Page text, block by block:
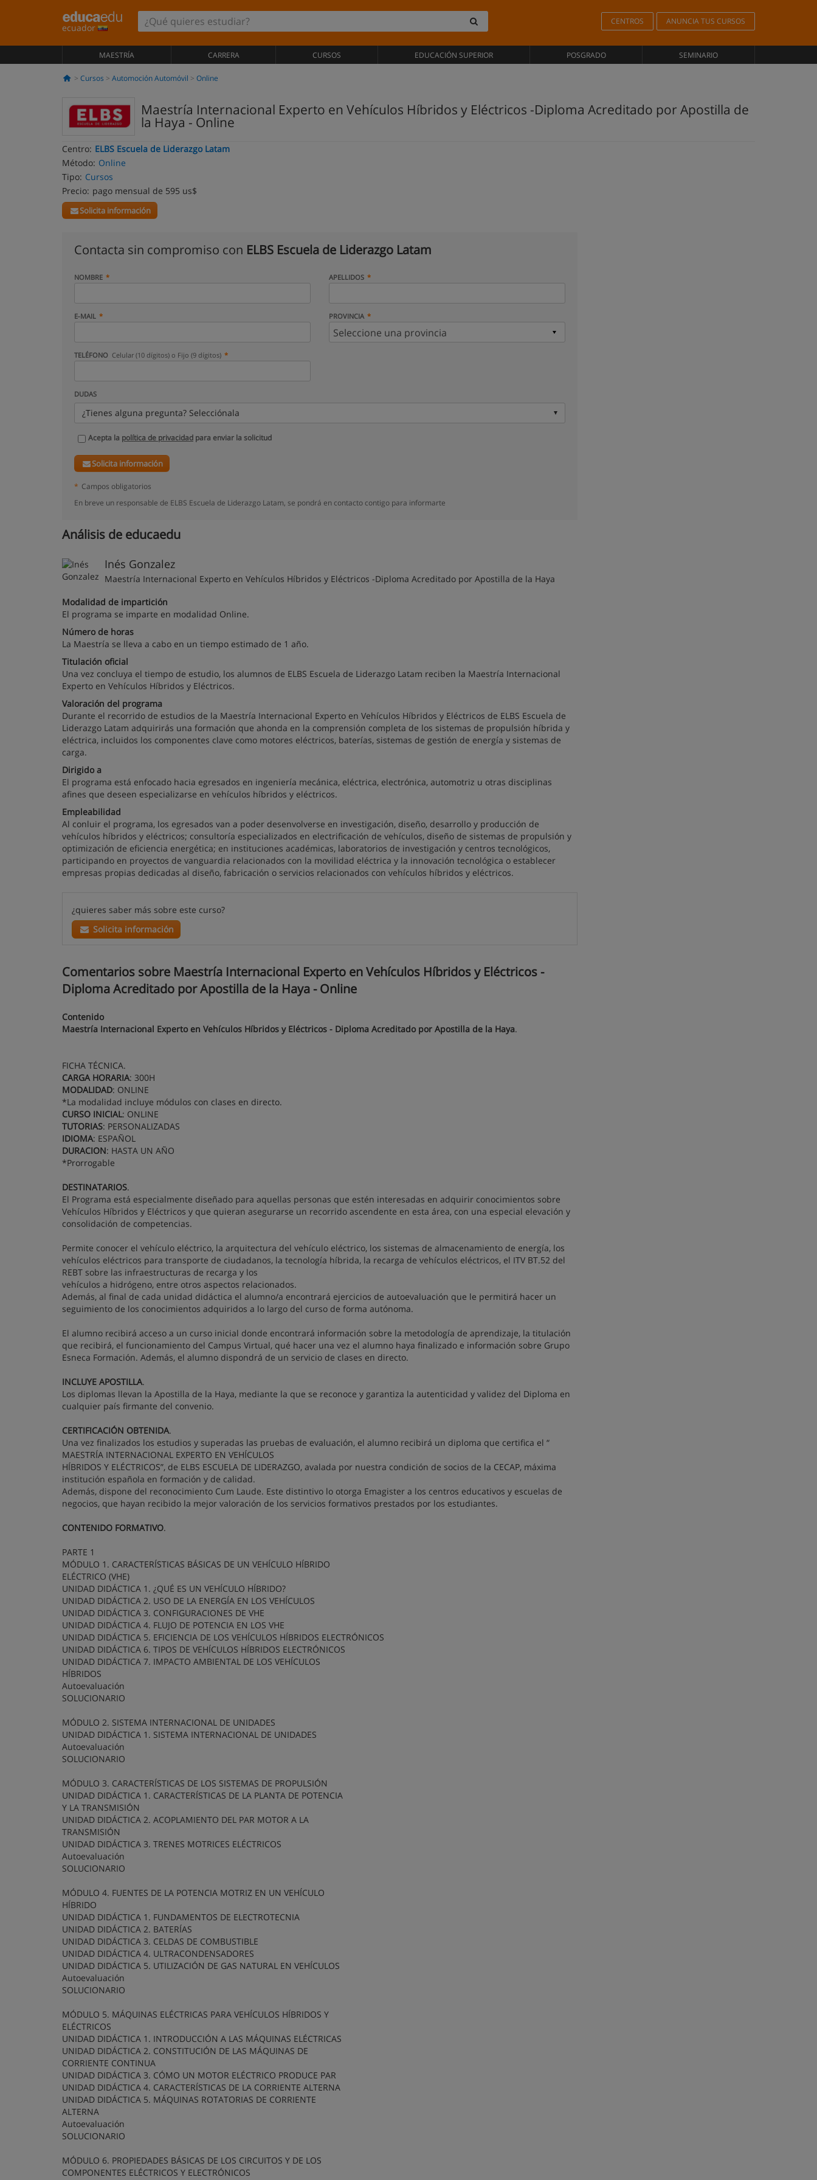
ecuador
CENTROS ANUNCIA TUS CURSOS
MAESTRÍA CARRERA CURSOS EDUCACIÓN SUPERIOR POSGRADO SEMINARIO
Cursos Automoción Automóvil Online
Maestría Internacional Experto en Vehículos Híbridos y Eléctricos -Diploma Acreditado por Apostilla de
la Haya - Online
Centro: ELBS Escuela de Liderazgo Latam
Método: Online
Tipo: Cursos
Precio: pago mensual de 595 us$
Solicita información
Contacta sin compromiso con ELBS Escuela de Liderazgo Latam
NOMBRE APELLIDOS
E-MAIL PROVINCIA
TELÉFONO Celular (10 dígitos) o Fijo (9 dígitos)
DUDAS
¿Tienes alguna pregunta? Selecciónala
Acepta la política de privacidad para enviar la solicitud
Solicita información
* Campos obligatorios
En breve un responsable de ELBS Escuela de Liderazgo Latam, se pondrá en contacto contigo para informarte
Análisis de educaedu
Inés Gonzalez
Maestría Internacional Experto en Vehículos Híbridos y Eléctricos -Diploma Acreditado por Apostilla de la Haya
Modalidad de impartición
El programa se imparte en modalidad Online.
Número de horas
La Maestría se lleva a cabo en un tiempo estimado de 1 año.
Titulación oficial
Una vez concluya el tiempo de estudio, los alumnos de ELBS Escuela de Liderazgo Latam reciben la Maestría Internacional
Experto en Vehículos Híbridos y Eléctricos.
Valoración del programa
Durante el recorrido de estudios de la Maestría Internacional Experto en Vehículos Híbridos y Eléctricos de ELBS Escuela de
Liderazgo Latam adquirirás una formación que ahonda en la comprensión completa de los sistemas de propulsión híbrida y
eléctrica, incluidos los componentes clave como motores eléctricos, baterías, sistemas de gestión de energía y sistemas de
carga.
Dirigido a
El programa está enfocado hacia egresados en ingeniería mecánica, eléctrica, electrónica, automotriz u otras disciplinas
afines que deseen especializarse en vehículos híbridos y eléctricos.
Empleabilidad
Al conluir el programa, los egresados van a poder desenvolverse en investigación, diseño, desarrollo y producción de
vehículos híbridos y eléctricos; consultoría especializados en electrificación de vehículos, diseño de sistemas de propulsión y
optimización de eficiencia energética; en instituciones académicas, laboratorios de investigación y centros tecnológicos,
participando en proyectos de vanguardia relacionados con la movilidad eléctrica y la innovación tecnológica o establecer
empresas propias dedicadas al diseño, fabricación o servicios relacionados con vehículos híbridos y eléctricos.
¿quieres saber más sobre este curso?
Solicita información
Comentarios sobre Maestría Internacional Experto en Vehículos Híbridos y Eléctricos -
Diploma Acreditado por Apostilla de la Haya - Online
Contenido
Maestría Internacional Experto en Vehículos Híbridos y Eléctricos - Diploma Acreditado por Apostilla de la Haya.
FICHA TÉCNICA.
CARGA HORARIA: 300H
MODALIDAD: ONLINE
*La modalidad incluye módulos con clases en directo.
CURSO INICIAL: ONLINE
TUTORIAS: PERSONALIZADAS
IDIOMA: ESPAÑOL
DURACION: HASTA UN AÑO
*Prorrogable
DESTINATARIOS.
El Programa está especialmente diseñado para aquellas personas que estén interesadas en adquirir conocimientos sobre
Vehículos Híbridos y Eléctricos y que quieran asegurarse un recorrido ascendente en esta área, con una especial elevación y
consolidación de competencias.
Permite conocer el vehículo eléctrico, la arquitectura del vehículo eléctrico, los sistemas de almacenamiento de energía, los
vehículos eléctricos para transporte de ciudadanos, la tecnología híbrida, la recarga de vehículos eléctricos, el ITV BT.52 del
REBT sobre las infraestructuras de recarga y los
vehículos a hidrógeno, entre otros aspectos relacionados.
Además, al final de cada unidad didáctica el alumno/a encontrará ejercicios de autoevaluación que le permitirá hacer un
seguimiento de los conocimientos adquiridos a lo largo del curso de forma autónoma.
El alumno recibirá acceso a un curso inicial donde encontrará información sobre la metodología de aprendizaje, la titulación
que recibirá, el funcionamiento del Campus Virtual, qué hacer una vez el alumno haya finalizado e información sobre Grupo
Esneca Formación. Además, el alumno dispondrá de un servicio de clases en directo.
INCLUYE APOSTILLA.
Los diplomas llevan la Apostilla de la Haya, mediante la que se reconoce y garantiza la autenticidad y validez del Diploma en
cualquier país firmante del convenio.
CERTIFICACIÓN OBTENIDA.
Una vez finalizados los estudios y superadas las pruebas de evaluación, el alumno recibirá un diploma que certifica el “
MAESTRÍA INTERNACIONAL EXPERTO EN VEHÍCULOS
HÍBRIDOS Y ELÉCTRICOS”, de ELBS ESCUELA DE LIDERAZGO, avalada por nuestra condición de socios de la CECAP, máxima
institución española en formación y de calidad.
Además, dispone del reconocimiento Cum Laude. Este distintivo lo otorga Emagister a los centros educativos y escuelas de
negocios, que hayan recibido la mejor valoración de los servicios formativos prestados por los estudiantes.
CONTENIDO FORMATIVO.
PARTE 1
MÓDULO 1. CARACTERÍSTICAS BÁSICAS DE UN VEHÍCULO HÍBRIDO
ELÉCTRICO (VHE)
UNIDAD DIDÁCTICA 1. ¿QUÉ ES UN VEHÍCULO HÍBRIDO?
UNIDAD DIDÁCTICA 2. USO DE LA ENERGÍA EN LOS VEHÍCULOS
UNIDAD DIDÁCTICA 3. CONFIGURACIONES DE VHE
UNIDAD DIDÁCTICA 4. FLUJO DE POTENCIA EN LOS VHE
UNIDAD DIDÁCTICA 5. EFICIENCIA DE LOS VEHÍCULOS HÍBRIDOS ELECTRÓNICOS
UNIDAD DIDÁCTICA 6. TIPOS DE VEHÍCULOS HÍBRIDOS ELECTRÓNICOS
UNIDAD DIDÁCTICA 7. IMPACTO AMBIENTAL DE LOS VEHÍCULOS
HÍBRIDOS
Autoevaluación
SOLUCIONARIO
MÓDULO 2. SISTEMA INTERNACIONAL DE UNIDADES
UNIDAD DIDÁCTICA 1. SISTEMA INTERNACIONAL DE UNIDADES
Autoevaluación
SOLUCIONARIO
MÓDULO 3. CARACTERÍSTICAS DE LOS SISTEMAS DE PROPULSIÓN
UNIDAD DIDÁCTICA 1. CARACTERÍSTICAS DE LA PLANTA DE POTENCIA
Y LA TRANSMISIÓN
UNIDAD DIDÁCTICA 2. ACOPLAMIENTO DEL PAR MOTOR A LA
TRANSMISIÓN
UNIDAD DIDÁCTICA 3. TRENES MOTRICES ELÉCTRICOS
Autoevaluación
SOLUCIONARIO
MÓDULO 4. FUENTES DE LA POTENCIA MOTRIZ EN UN VEHÍCULO
HÍBRIDO
UNIDAD DIDÁCTICA 1. FUNDAMENTOS DE ELECTROTECNIA
UNIDAD DIDÁCTICA 2. BATERÍAS
UNIDAD DIDÁCTICA 3. CELDAS DE COMBUSTIBLE
UNIDAD DIDÁCTICA 4. ULTRACONDENSADORES
UNIDAD DIDÁCTICA 5. UTILIZACIÓN DE GAS NATURAL EN VEHÍCULOS
Autoevaluación
SOLUCIONARIO
MÓDULO 5. MÁQUINAS ELÉCTRICAS PARA VEHÍCULOS HÍBRIDOS Y
ELÉCTRICOS
UNIDAD DIDÁCTICA 1. INTRODUCCIÓN A LAS MÁQUINAS ELÉCTRICAS
UNIDAD DIDÁCTICA 2. CONSTITUCIÓN DE LAS MÁQUINAS DE
CORRIENTE CONTINUA
UNIDAD DIDÁCTICA 3. CÓMO UN MOTOR ELÉCTRICO PRODUCE PAR
UNIDAD DIDÁCTICA 4. CARACTERÍSTICAS DE LA CORRIENTE ALTERNA
UNIDAD DIDÁCTICA 5. MÁQUINAS ROTATORIAS DE CORRIENTE
ALTERNA
Autoevaluación
SOLUCIONARIO
MÓDULO 6. PROPIEDADES BÁSICAS DE LOS CIRCUITOS Y DE LOS
COMPONENTES ELÉCTRICOS Y ELECTRÓNICOS